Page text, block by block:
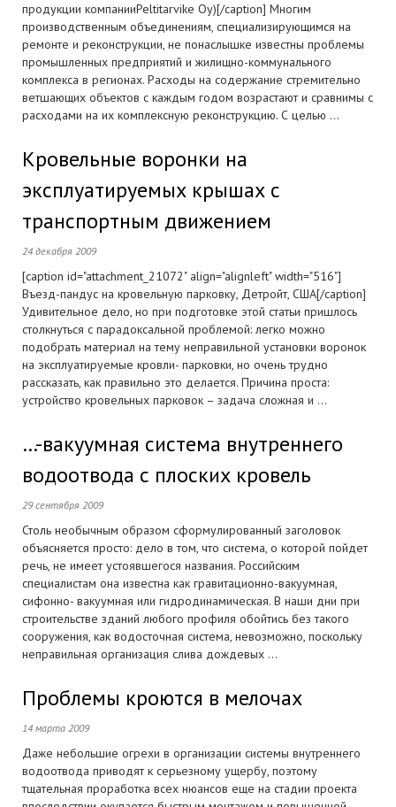
продукции компанииPeltitarvike Oy)[/caption] Многим
производственным объединениям, специализирующимся на
ремонте и реконструкции, не понаслышке известны проблемы
промышленных предприятий и жилищно-коммунального
комплекса в регионах. Расходы на содержание стремительно
ветшающих объектов с каждым годом возрастают и сравнимы с
расходами на их комплексную реконструкцию. С целью ...
Кровельные воронки на
эксплуатируемых крышах с
транспортным движением
24 декабря 2009
[caption id="attachment_21072" align="alignleft" width="516"]
Въезд-пандус на кровельную парковку, Детройт, США[/caption]
Удивительное дело, но при подготовке этой статьи пришлось
столкнуться с парадоксальной проблемой: легко можно
подобрать материал на тему неправильной установки воронок
на эксплуатируемые кровли- парковки, но очень трудно
рассказать, как правильно это делается. Причина проста:
устройство кровельных парковок – задача сложная и ...
…-вакуумная система внутреннего
водоотвода с плоских кровель
29 сентября 2009
Столь необычным образом сформулированный заголовок
объясняется просто: дело в том, что система, о которой пойдет
речь, не имеет устоявшегося названия. Российским
специалистам она известна как гравитационно-вакуумная,
сифонно- вакуумная или гидродинамическая. В наши дни при
строительстве зданий любого профиля обойтись без такого
сооружения, как водосточная система, невозможно, поскольку
неправильная организация слива дождевых ...
Проблемы кроются в мелочах
14 марта 2009
Даже небольшие огрехи в организации системы внутреннего
водоотвода приводят к серьезному ущербу, поэтому
тщательная проработка всех нюансов еще на стадии проекта